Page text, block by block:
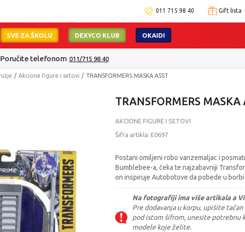
011 715 98 40 Gift lista
SVE ZA ŠKOLU DEXYCO KLUB OKAIDI
možete očekivati u roku od 2 do 4 radna dana!
Akcione figure i setovi TRANSFORMERS MASKA ASST
TRANSFORMERS MASKA
AKCIONE FIGURE I SETOVI
Šifra artikla: E0697
Postani omiljeni robo vanzemaljac i
Bumblebee-a, čeka te najzabavniji
on inspiruje Autobotove da pobede u
Na fotografiji ima više artikala a
Pre dodavanja u korpu, upišite
pod istom šifrom, unesite potrebnu
modele koje želite.